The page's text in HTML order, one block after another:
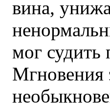
вина,
мог судить
Мгновения